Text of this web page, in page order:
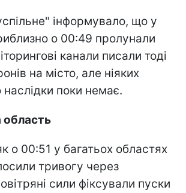
інформувало, що у
о 00:49 пролунали
канали писали тоді
на місто, але ніяких
поки немає.
область
о 00:51 у багатьох областях
тривогу через
сили фіксували пуски